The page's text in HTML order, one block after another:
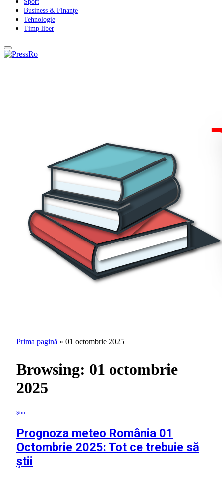
Sport
Business & Finanțe
Tehnologie
Timp liber
Prima pagină » 01 octombrie 2025
Browsing: 01 octombrie
2025
Știri
Prognoza meteo România 01
Octombrie 2025: Tot ce trebuie să
știi